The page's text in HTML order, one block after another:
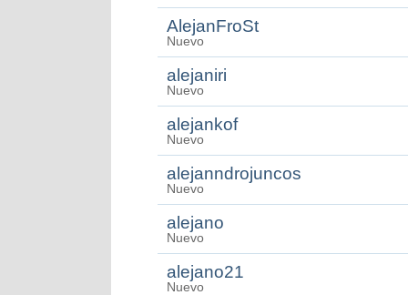
AlejanFroSt
Nuevo
alejaniri
Nuevo
alejankof
Nuevo
alejanndrojuncos
Nuevo
alejano
Nuevo
alejano21
Nuevo